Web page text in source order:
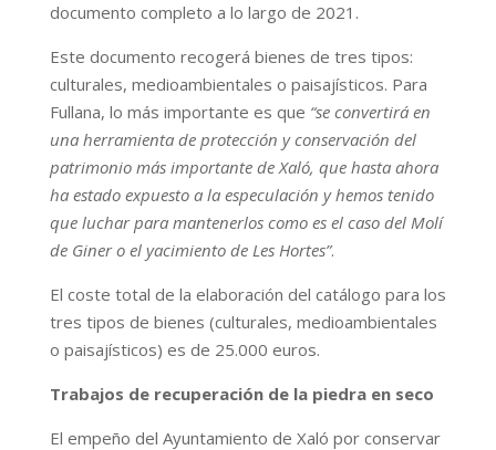
documento completo a lo largo de 2021.
Este documento recogerá bienes de tres tipos:
culturales, medioambientales o paisajísticos. Para
Fullana, lo más importante es que “se convertirá en
una herramienta de protección y conservación del
patrimonio más importante de Xaló, que hasta ahora
ha estado expuesto a la especulación y hemos tenido
que luchar para mantenerlos como es el caso del Molí
de Giner o el yacimiento de Les Hortes”.
El coste total de la elaboración del catálogo para los
tres tipos de bienes (culturales, medioambientales
o paisajísticos) es de 25.000 euros.
Trabajos de recuperación de la piedra en seco
El empeño del Ayuntamiento de Xaló por conservar